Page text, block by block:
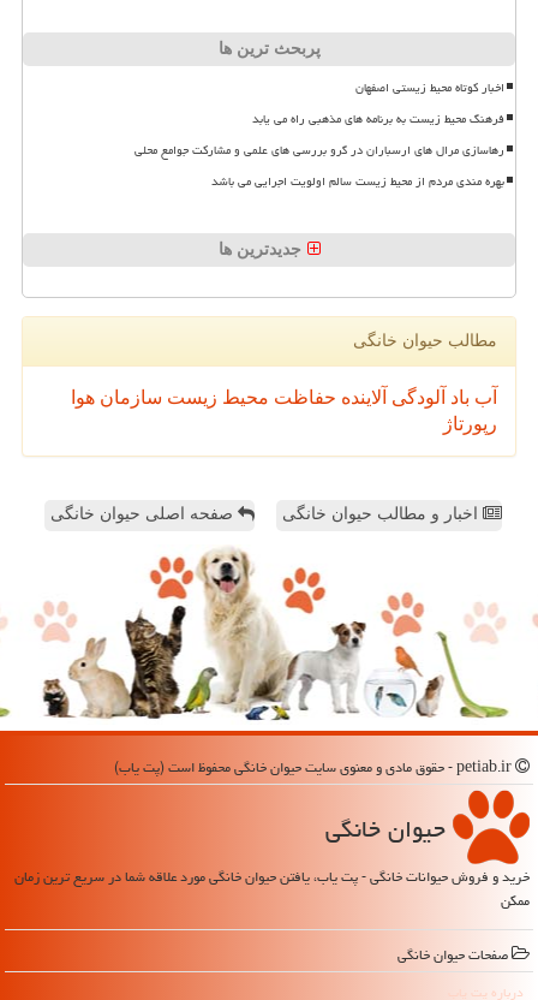
پربحث ترین ها
اخبار کوتاه محیط زیستی اصفهان
فرهنگ محیط زیست به برنامه های مذهبی راه می یابد
رهاسازی مرال های ارسباران در گرو بررسی های علمی و مشارکت جوامع محلی
بهره مندی مردم از محیط زیست سالم اولویت اجرایی می باشد
جدیدترین ها
مطالب حیوان خانگی
آب باد آلودگی آلاینده حفاظت محیط زیست سازمان هوا
رپورتاژ
اخبار و مطالب حیوان خانگی صفحه اصلی حیوان خانگی
حیوان خانگی
خرید و فروش حیوانات خانگی - پت یاب، یافتن حیوان خانگی مورد علاقه شما در سریع ترین زمان
ممکن
صفحات حیوان خانگی
درباره پت یاب